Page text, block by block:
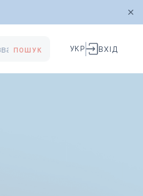
ПОШУК УКР ВХІД